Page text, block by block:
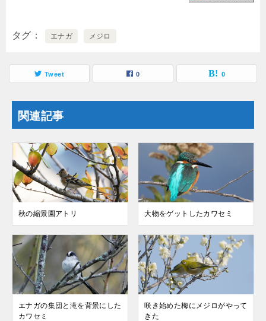
タグ エナガ メジロ
Tweet 0 0
関連記事
秋の縮景園アトリ 大物をゲットしたカワセミ
エナガの集団と滝を背景にした
カワセミ
咲き始めた梅にメジロがやって
きた